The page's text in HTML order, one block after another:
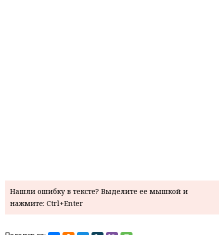
Нашли ошибку в тексте? Выделите ее мышкой и
нажмите: Ctrl+Enter